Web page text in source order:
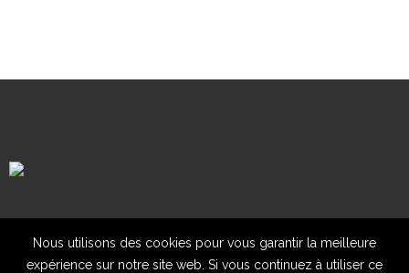
Nous utilisons des cookies pour vous garantir la meilleure
expérience sur notre site web. Si vous continuez à utiliser ce